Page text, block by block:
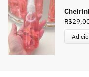
R$29,00